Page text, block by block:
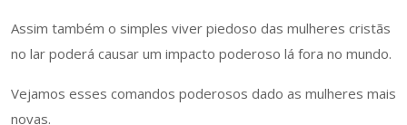
Assim também o simples viver piedoso das mulheres cristãs
no lar poderá causar um impacto poderoso lá fora no mundo.
Vejamos esses comandos poderosos dado as mulheres mais
novas.